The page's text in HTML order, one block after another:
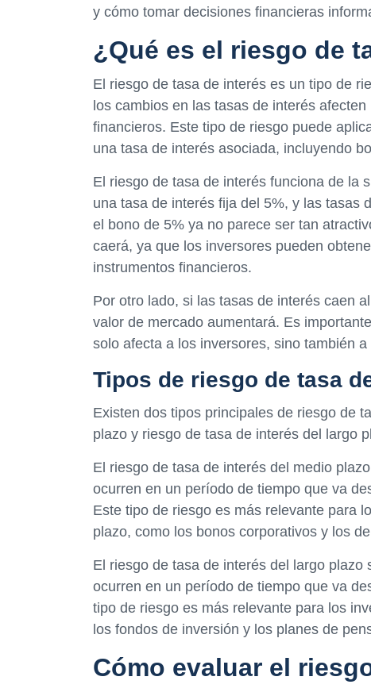
y cómo tomar decisiones financieras
¿Qué es el riesgo de
El riesgo de tasa de interés es un tipo de
los cambios en las tasas de interés
financieros. Este tipo de riesgo puede
una tasa de interés asociada, incluyendo
El riesgo de tasa de interés funciona de la
una tasa de interés fija del 5%, y las tasas
el bono de 5% ya no parece ser tan
caerá, ya que los inversores pueden
instrumentos financieros.
Por otro lado, si las tasas de interés caen
valor de mercado aumentará. Es
solo afecta a los inversores, sino también
Tipos de riesgo de tasa
Existen dos tipos principales de riesgo de
plazo y riesgo de tasa de interés del largo
El riesgo de tasa de interés del medio
ocurren en un período de tiempo que va
Este tipo de riesgo es más relevante para
plazo, como los bonos corporativos y los
El riesgo de tasa de interés del largo
ocurren en un período de tiempo que va
tipo de riesgo es más relevante para los
los fondos de inversión y los planes de
Cómo evaluar el